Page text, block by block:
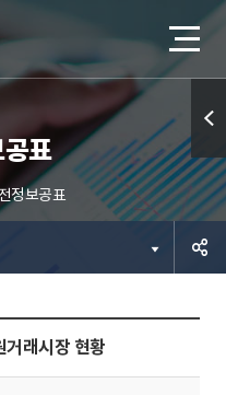
표
정보공표
거래시장 현황
퀵메
뉴 열
기